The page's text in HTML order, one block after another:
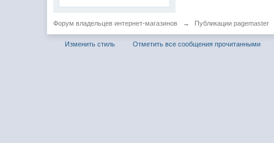
Форум владельцев интернет-магазинов → Публикации pagemaster
Изменить стиль Отметить все сообщения прочитанными